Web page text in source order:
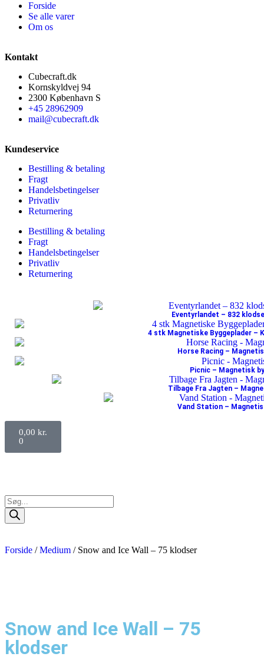
Forside
Se alle varer
Om os
Kontakt
Cubecraft.dk
Kornskyldvej 94
2300 København S
+45 28962909
mail@cubecraft.dk
Kundeservice
Bestilling & betaling
Fragt
Handelsbetingelser
Privatliv
Returnering
Bestilling & betaling
Fragt
Handelsbetingelser
Privatliv
Returnering
Eventyrlandet – 832
4 stk Magnetiske Byggeplader –
Horse Racing –
Picnic – Magnetisk
Tilbage Fra Jagten –
Vand Station –
0,00 kr.
0
Forside /Medium / Snow and Ice Wall – 75 klodser
Snow and Ice Wall – 75
klodser